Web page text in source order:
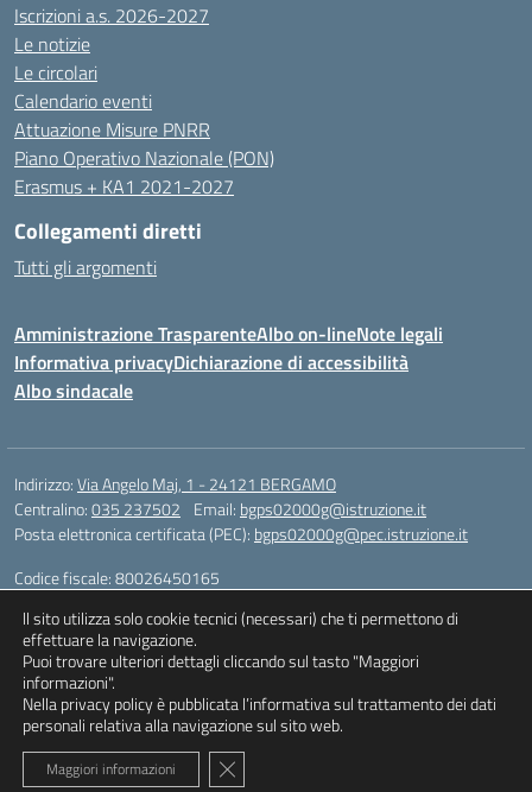
Iscrizioni a.s. 2026-2027
Le notizie
Le circolari
Calendario eventi
Attuazione Misure PNRR
Piano Operativo Nazionale (PON)
Erasmus + KA1 2021-2027
Collegamenti diretti
Tutti gli argomenti
Amministrazione TrasparenteAlbo on-lineNote legali
Informativa privacyDichiarazione di accessibilità
Albo sindacale
Indirizzo:Via Angelo Maj, 1 - 24121 BERGAMO
Centralino:035 237502 Email: bgps02000g@istruzione.it
Posta elettronica certificata (PEC): bgps02000g@pec.istruzione.it
Codice fiscale: 80026450165
Codice unico di fatturazione (CUF): UFQXM3
Idea e progetto di Designers Italia
ll sito utilizza solo cookie tecnici (necessari) che ti permettono di
effettuare la navigazione.
Puoi trovare ulteriori dettagli cliccando sul tasto "Maggiori
informazioni".
Nella privacy policy è pubblicata l’informativa sul trattamento dei dati
personali relativa alla navigazione sul sito web.
Maggiori informazioni Close GDPR Cookie Banner